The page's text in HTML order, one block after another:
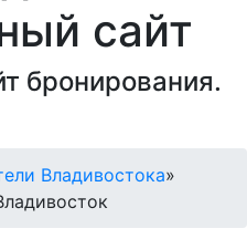
сайт
бронирования.
Владивостока»